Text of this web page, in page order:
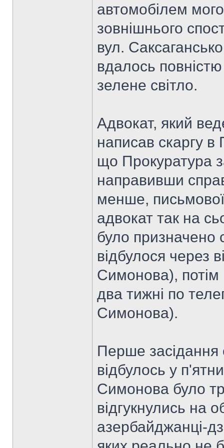
автомобілем
зовнішнього
вул.
вдалось
зелене світло.
Адвокат, який
написав скаргу в
що Прокуратура
направивши
менше,
адвокат так на
було призначено
відбулося через
Симонова),
два тижні по
Симонова).
Перше засідання
відбулось у
Симонова було
відгукнулись на
азербайджанці-